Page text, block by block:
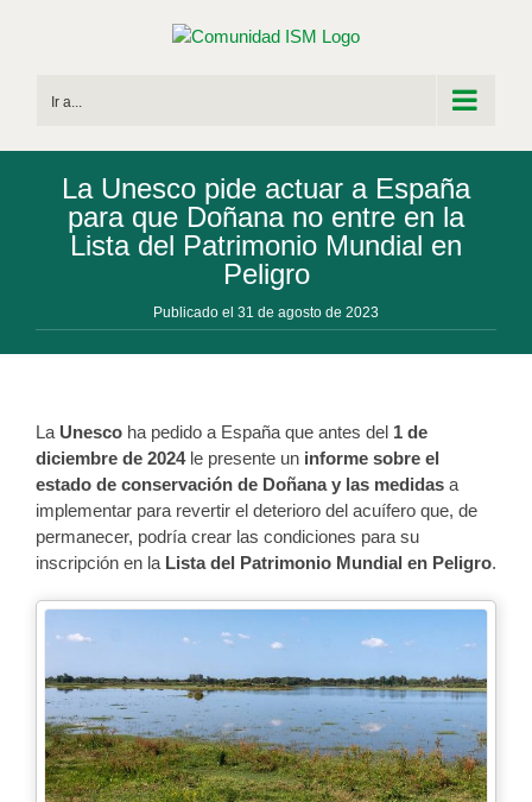
Ir a...
La Unesco pide actuar a España
para que Doñana no entre en la
Lista del Patrimonio Mundial en
Peligro
Publicado el 31 de agosto de 2023
La Unesco ha pedido a España que antes del 1 de
diciembre de 2024le presente un informe sobre el
estado de conservación de Doñana y las medidas a
implementar para revertir el deterioro del acuífero que, de
permanecer, podría crear las condiciones para su
inscripción en la Lista del Patrimonio Mundial en Peligro.